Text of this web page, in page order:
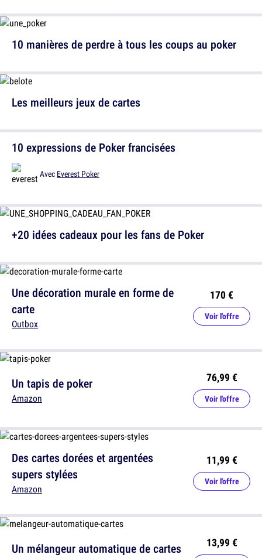
10 manières de perdre à tous les coups au poker
Les meilleurs jeux de cartes
+20 idées cadeaux pour les fans de Poker
Des cartes dorées et argentées
supers stylées
Amazon
11,99 €
Voir l'offre
10 expressions de Poker francisées
Avec Everest Poker
Une décoration murale en forme de
carte
Outbox
170 €
Voir l'offre
Un tapis de poker
Amazon
76,99 €
Voir l'offre
Un mélangeur automatique de cartes 13,99 €